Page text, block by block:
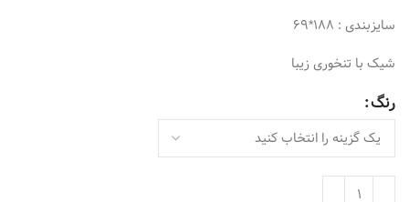
سایزبندی : 188*69
شیک با تنخوری زیبا
رنگ